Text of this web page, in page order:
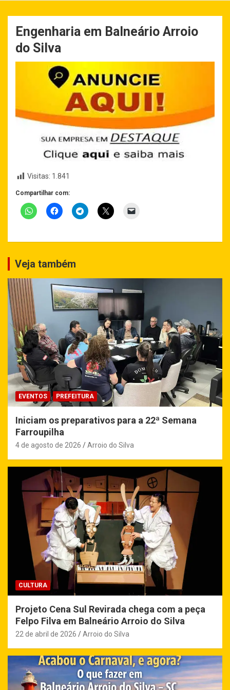
Engenharia em Balneário Arroio
do Silva
Visitas: 1.841
Compartilhar com:
Veja também
EVENTOS PREFEITURA
Iniciam os preparativos para a 22ª Semana
Farroupilha
4 de agosto de 2026 Arroio do Silva
CULTURA
Projeto Cena Sul Revirada chega com a peça
Felpo Filva em Balneário Arroio do Silva
22 de abril de 2026 Arroio do Silva